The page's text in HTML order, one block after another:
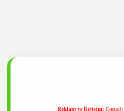
Reklam ve İletişim:E-mail: